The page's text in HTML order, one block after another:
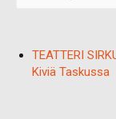
TEATTERI
Kiviä Taskussa